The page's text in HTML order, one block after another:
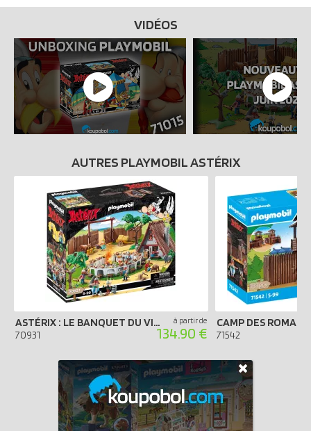
VIDÉOS
AUTRES PLAYMOBIL ASTÉRIX
ASTÉRIX : LE BANQUET DU VILLAGE
70931
à partir de
134.90 €
CAMP DES
71542